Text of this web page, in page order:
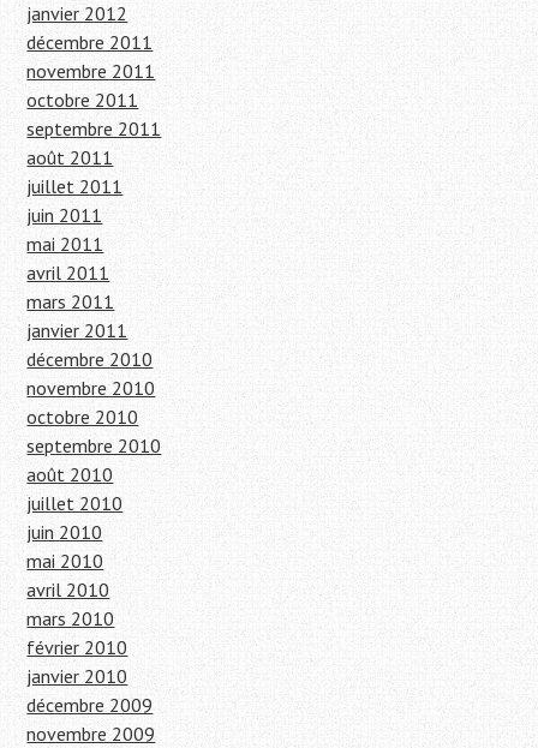
janvier 2012
décembre 2011
novembre 2011
octobre 2011
septembre 2011
août 2011
juillet 2011
juin 2011
mai 2011
avril 2011
mars 2011
janvier 2011
décembre 2010
novembre 2010
octobre 2010
septembre 2010
août 2010
juillet 2010
juin 2010
mai 2010
avril 2010
mars 2010
février 2010
janvier 2010
décembre 2009
novembre 2009